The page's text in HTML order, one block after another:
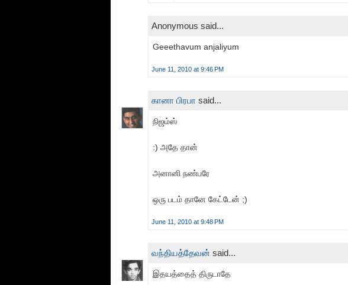
Anonymous said...
Geeethavum anjaliyum
June 11, 2010 at 9:46 PM
கானா பிரபா said...
நிஜம்ஸ்
:) அதே தான்
அனானி நண்பரே
ஒரு படம் தானே கேட்டேன் ;)
June 11, 2010 at 9:48 PM
வந்தியத்தேவன் said...
இதயத்தைத் திருடாதே